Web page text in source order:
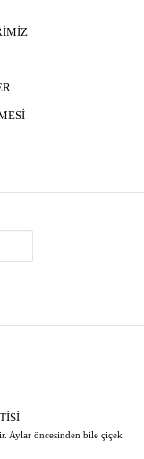
Aylar öncesinden bile çiçek